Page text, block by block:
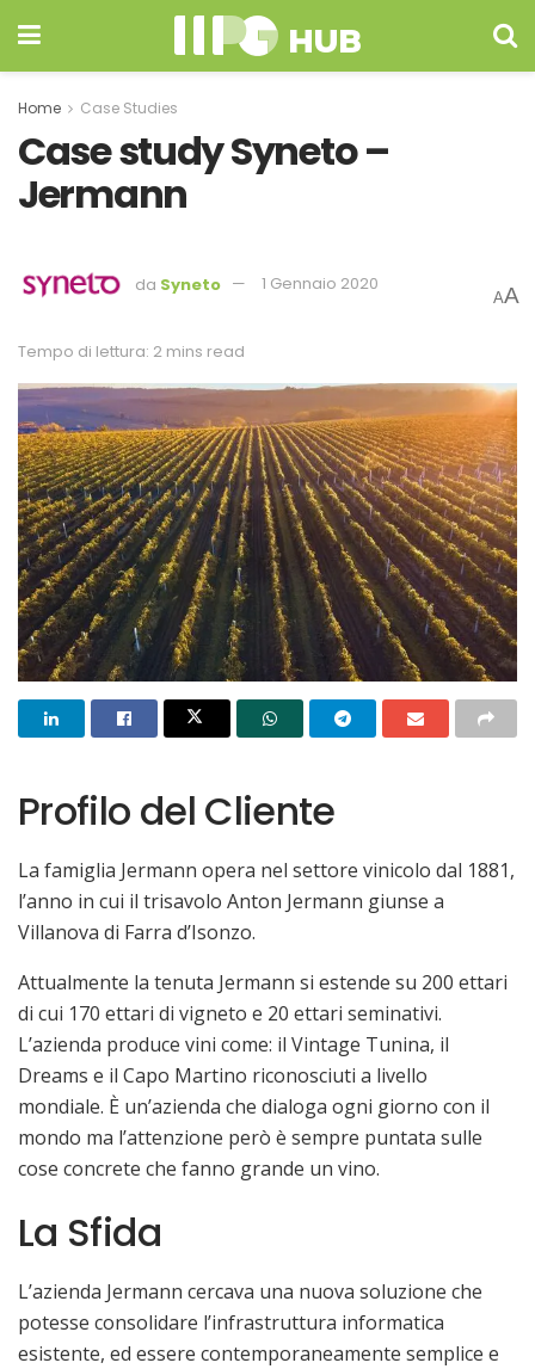
Home Case Studies
Case study Syneto –
Jermann
da Syneto 1 Gennaio 2020
Tempo di lettura: 2 mins read
AA
Profilo del Cliente
La famiglia Jermann opera nel settore vinicolo dal 1881,
l’anno in cui il trisavolo Anton Jermann giunse a
Villanova di Farra d’Isonzo.
Attualmente la tenuta Jermann si estende su 200 ettari
di cui 170 ettari di vigneto e 20 ettari seminativi.
L’azienda produce vini come: il Vintage Tunina, il
Dreams e il Capo Martino riconosciuti a livello
mondiale. È un’azienda che dialoga ogni giorno con il
mondo ma l’attenzione però è sempre puntata sulle
cose concrete che fanno grande un vino.
La Sfida
L’azienda Jermann cercava una nuova soluzione che
potesse consolidare l’infrastruttura informatica
esistente, ed essere contemporaneamente semplice e